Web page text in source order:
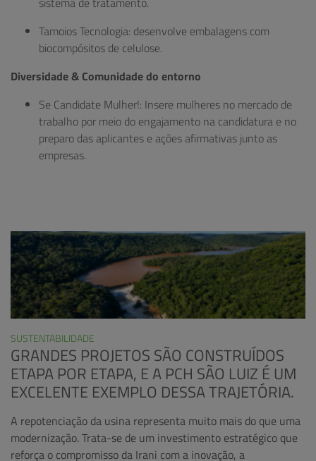
Tamoios Tecnologia: desenvolve embalagens com
biocompósitos de celulose.
Diversidade & Comunidade do entorno
Se Candidate Mulher!: Insere mulheres no mercado de
trabalho por meio do engajamento na candidatura e no
preparo das aplicantes e ações afirmativas junto as
empresas.
SUSTENTABILIDADE
GRANDES PROJETOS SÃO CONSTRUÍDOS
ETAPA POR ETAPA, E A PCH SÃO LUIZ É UM
EXCELENTE EXEMPLO DESSA TRAJETÓRIA.
A repotenciação da usina representa muito mais do que uma
modernização. Trata-se de um investimento estratégico que
reforça o compromisso da Irani com a inovação, a